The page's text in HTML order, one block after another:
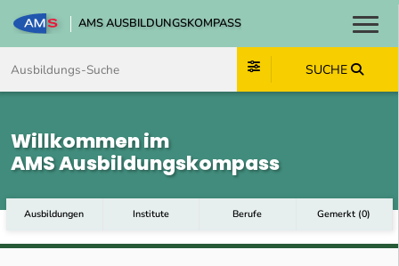
AMS AUSBILDUNGSKOMPASS
SUCHE
Willkommen im
AMS Ausbildungskompass
Ausbildungen Institute Berufe Gemerkt (0)